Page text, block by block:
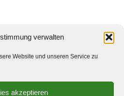
verwalten
Website und unseren Service zu
akzeptieren